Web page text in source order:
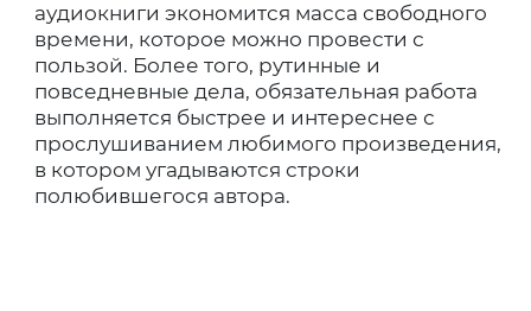
аудиокниги экономится масса свободного
времени, которое можно провести с
пользой. Более того, рутинные и
повседневные дела, обязательная работа
выполняется быстрее и интереснее с
прослушиванием любимого произведения,
в котором угадываются строки
полюбившегося автора.